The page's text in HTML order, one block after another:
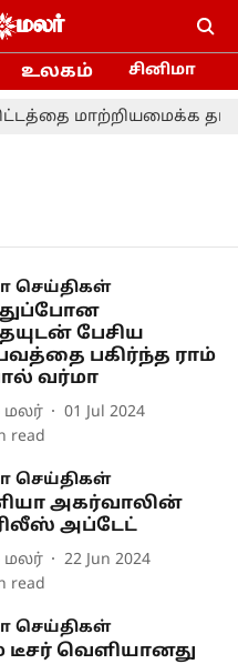
உலகம் சினிமா
மாற்றியமைக்க
செய்திகள்
பேசிய
பகிர்ந்த ராம்
வர்மா
01 Jul 2024
read
செய்திகள்
அகர்வாலின்
அப்டேட்
22 Jun 2024
read
செய்திகள்
டீசர் வெளியானது